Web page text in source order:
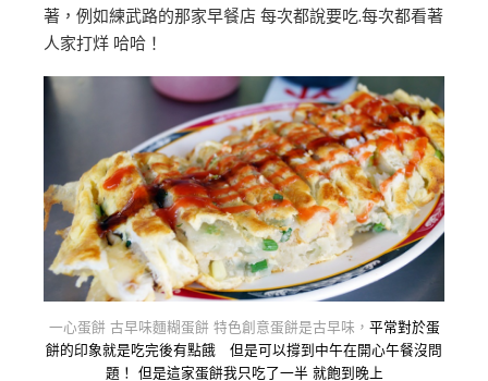
著，例如練武路的那家早餐店 每次都說要吃.每次都看著
人家打烊 哈哈！
一心蛋餅 古早味麵糊蛋餅 特色創意蛋餅是古早味， 平常對於蛋
餅的印象就是吃完後有點餓 但是可以撐到中午在開心午餐沒問
題！ 但是這家蛋餅我只吃了一半 就飽到晚上